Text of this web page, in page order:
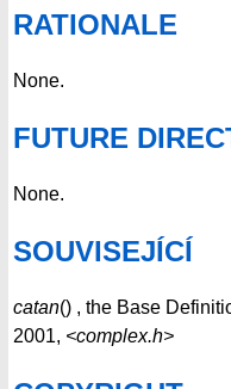
RATIONALE
None.
FUTURE
None.
SOUVISEJÍCÍ
catan() , the Base
2001, <complex.h>